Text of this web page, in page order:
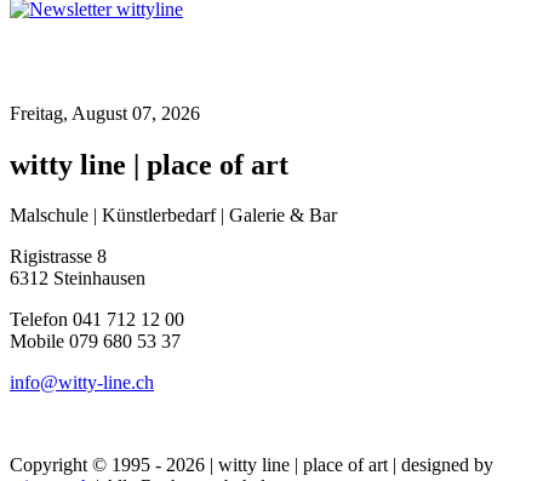
Freitag, August 07, 2026
witty line | place of art
Malschule | Künstlerbedarf | Galerie & Bar
Rigistrasse 8
6312 Steinhausen
Telefon 041 712 12 00
Mobile 079 680 53 37
info@witty-line.ch
Copyright © 1995 - 2026 | witty line | place of art | designed by